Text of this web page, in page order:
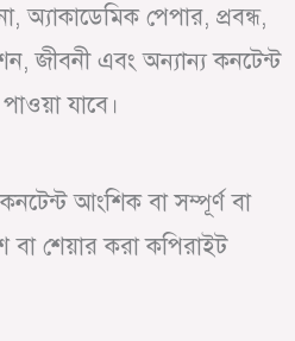
অ্যাকাডেমিক পেপার, প্রবন্ধ,
জীবনী এবং অন্যান্য কনটেন্ট
যাবে।
আংশিক বা সম্পূর্ণ বা
বা শেয়ার করা কপিরাইট